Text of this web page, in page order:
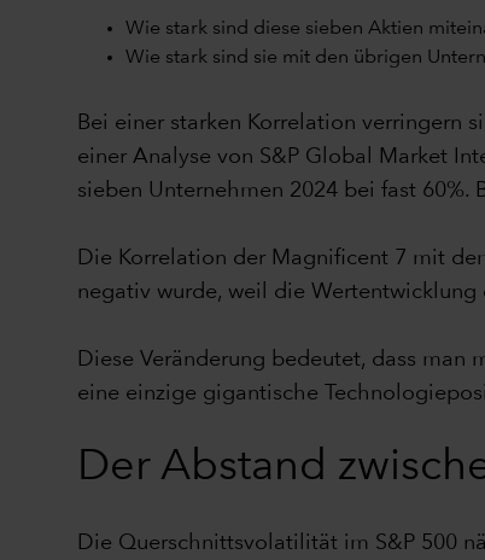
Wie stark sind diese sieben Aktien
Wie stark sind sie mit den übrigen
Bei einer starken Korrelation verringern
einer Analyse von S&P Global Market
sieben Unternehmen 2024 bei fast
Die Korrelation der Magnificent 7 mit
negativ wurde, weil die Wertentwicklung
Diese Veränderung bedeutet, dass
eine einzige gigantische
Der Abstand
Die Querschnittsvolatilität im S&P 500